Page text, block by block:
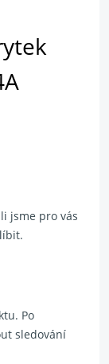
jsme pro vás
Po
sledování